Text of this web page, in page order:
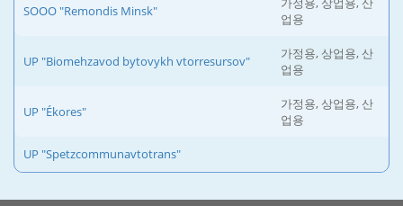
SOOO "Remondis Minsk"
업용
UP "Biomehzavod bytovykh vtorresursov"
가정용, 상업용, 산
업용
UP "Ékores"
가정용, 상업용, 산
업용
UP "Spetzcommunavtotrans"